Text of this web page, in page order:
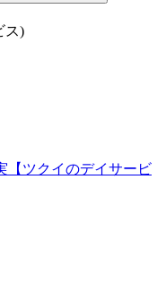
ス)
【ツクイのデイサービ